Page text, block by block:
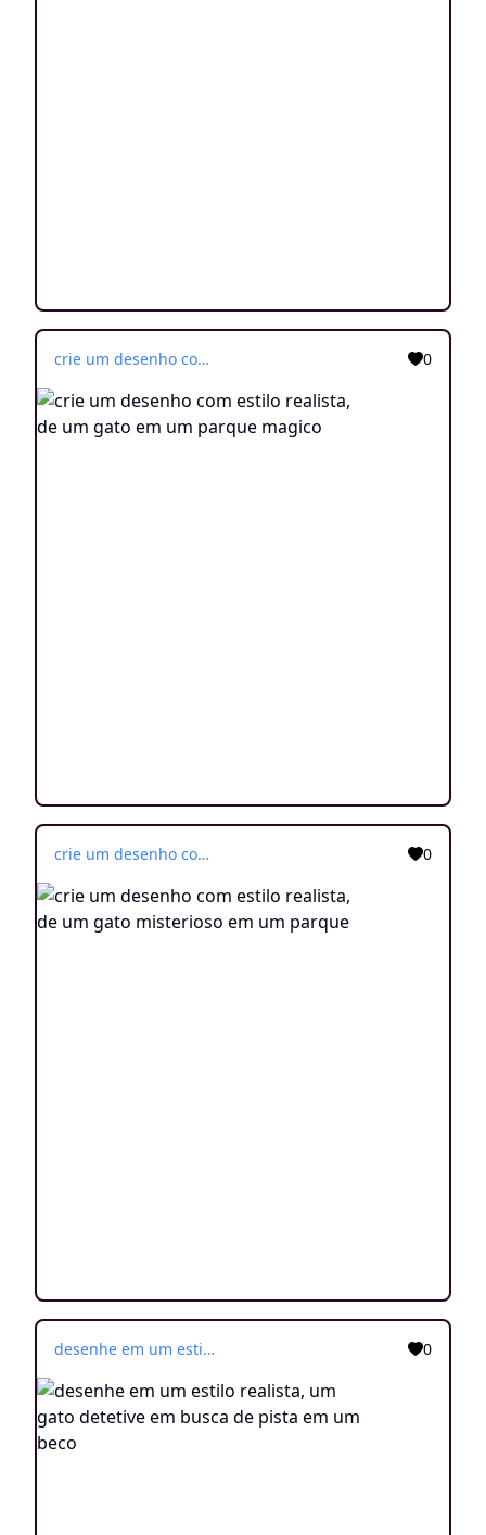
crie um desenho com estilo realista, de um gato em um parque magico 0
crie um desenho com estilo realista, de um gato misterioso em um parque 0
desenhe em um estilo realista, um gato detetive em busca de pista em um beco 0